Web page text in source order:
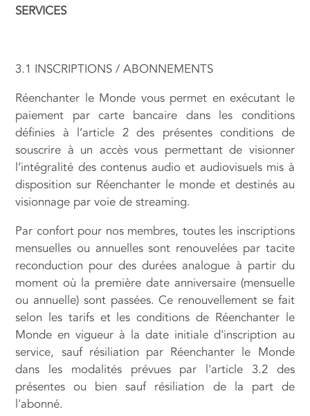
SERVICES
3.1 INSCRIPTIONS / ABONNEMENTS
Réenchanter le Monde vous permet en exécutant le
paiement par carte bancaire dans les conditions
définies à l’article 2 des présentes conditions de
souscrire à un accès vous permettant de visionner
l’intégralité des contenus audio et audiovisuels mis à
disposition sur Réenchanter le monde et destinés au
visionnage par voie de streaming.
Par confort pour nos membres, toutes les inscriptions
mensuelles ou annuelles sont renouvelées par tacite
reconduction pour des durées analogue à partir du
moment où la première date anniversaire (mensuelle
ou annuelle) sont passées. Ce renouvellement se fait
selon les tarifs et les conditions de Réenchanter le
Monde en vigueur à la date initiale d'inscription au
service, sauf résiliation par Réenchanter le Monde
dans les modalités prévues par l'article 3.2 des
présentes ou bien sauf résiliation de la part de
l'abonné.